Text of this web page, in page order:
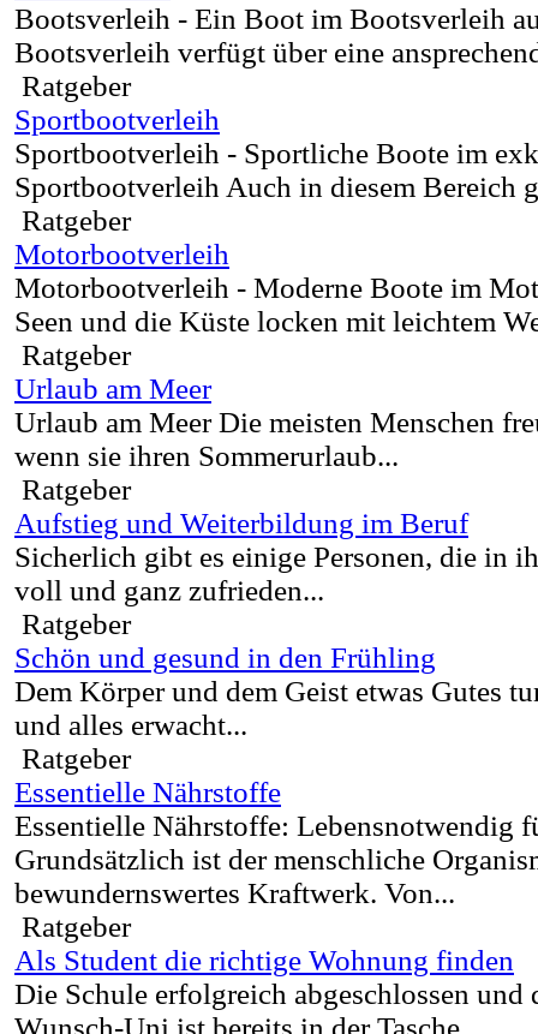
Bootsverleih - Ein Boot im Bootsverleih
Bootsverleih verfügt über eine
Ratgeber
Sportbootverleih
Sportbootverleih - Sportliche Boote im
Sportbootverleih Auch in diesem Bereich
Ratgeber
Motorbootverleih
Motorbootverleih - Moderne Boote im
Seen und die Küste locken mit leichtem
Ratgeber
Urlaub am Meer
Urlaub am Meer Die meisten Menschen
wenn sie ihren Sommerurlaub...
Ratgeber
Aufstieg und Weiterbildung im Beruf
Sicherlich gibt es einige Personen, die in
voll und ganz zufrieden...
Ratgeber
Schön und gesund in den Frühling
Dem Körper und dem Geist etwas Gutes
und alles erwacht...
Ratgeber
Essentielle Nährstoffe
Essentielle Nährstoffe: Lebensnotwendig
Grundsätzlich ist der menschliche
bewundernswertes Kraftwerk. Von...
Ratgeber
Als Student die richtige Wohnung finden
Die Schule erfolgreich abgeschlossen und